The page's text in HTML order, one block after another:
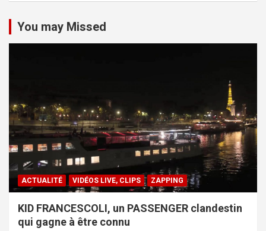
You may Missed
ACTUALITÉ VIDÉOS LIVE, CLIPS ZAPPING
KID FRANCESCOLI, un PASSENGER clandestin
qui gagne à être connu